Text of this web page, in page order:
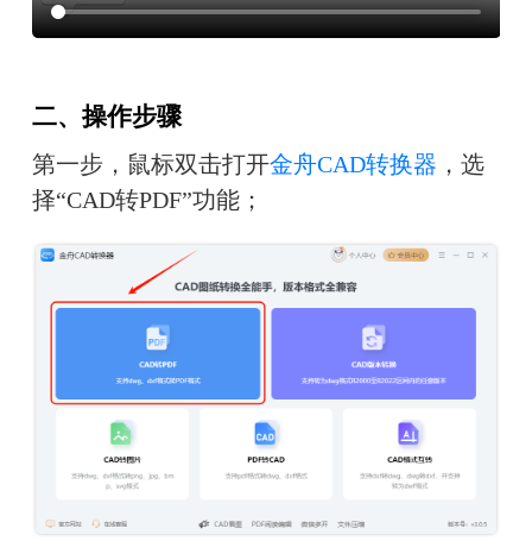
二、操作步骤
第一步，鼠标双击打开金舟CAD转换器 ，选
择“CAD转PDF”功能；